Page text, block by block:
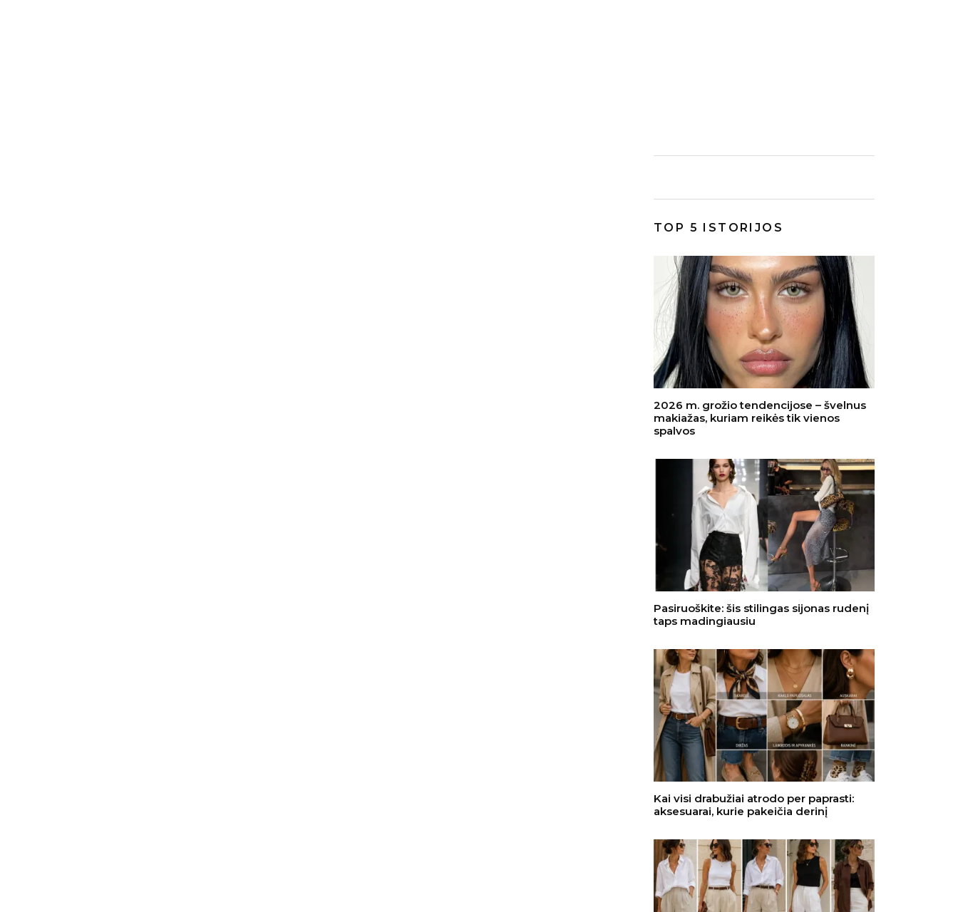
TOP 5 ISTORIJOS
2026 m. grožio tendencijose – švelnus
makiažas, kuriam reikės tik vienos
spalvos
Pasiruoškite: šis stilingas sijonas rudenį
taps madingiausiu
Kai visi drabužiai atrodo per paprasti:
aksesuarai, kurie pakeičia derinį